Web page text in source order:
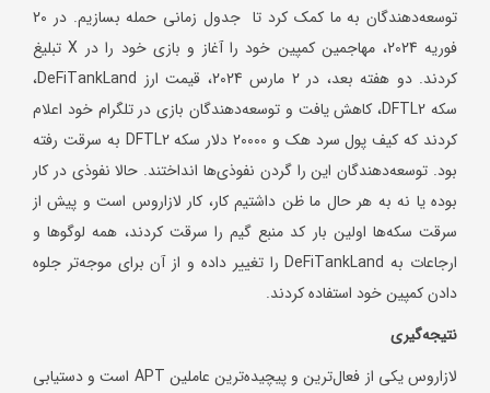
توسعه‌دهندگان به ما کمک کرد تا جدول زمانی حمله بسازیم. در 20
فوریه 2024، مهاجمین کمپین خود را آغاز و بازی خود را در X تبلیغ
کردند. دو هفته بعد، در 2 مارس 2024، قیمت ارز DeFiTankLand،
سکه DFTL2، کاهش یافت و توسعه‌دهندگان بازی در تلگرام خود اعلام
کردند که کیف پول سرد هک و 20000 دلار سکه DFTL2 به سرقت رفته
بود. توسعه‌دهندگان این را گردن نفوذی‌ها انداختند. حالا نفوذی در کار
بوده یا نه به هر حال ما ظن داشتیم کار، کار لازاروس است و پیش از
سرقت سکه‌ها اولین بار کد منبع گیم را سرقت کردند، همه لوگوها و
ارجاعات به DeFiTankLand را تغییر داده و از آن برای موجه‌تر جلوه
دادن کمپین خود استفاده کردند.
نتیجه‌گیری
لازاروس یکی از فعال‌ترین و پیچیده‌ترین عاملین APT است و دستیابی